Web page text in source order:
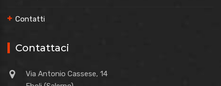
Contatti
Contattaci
Via Antonio Cassese, 14